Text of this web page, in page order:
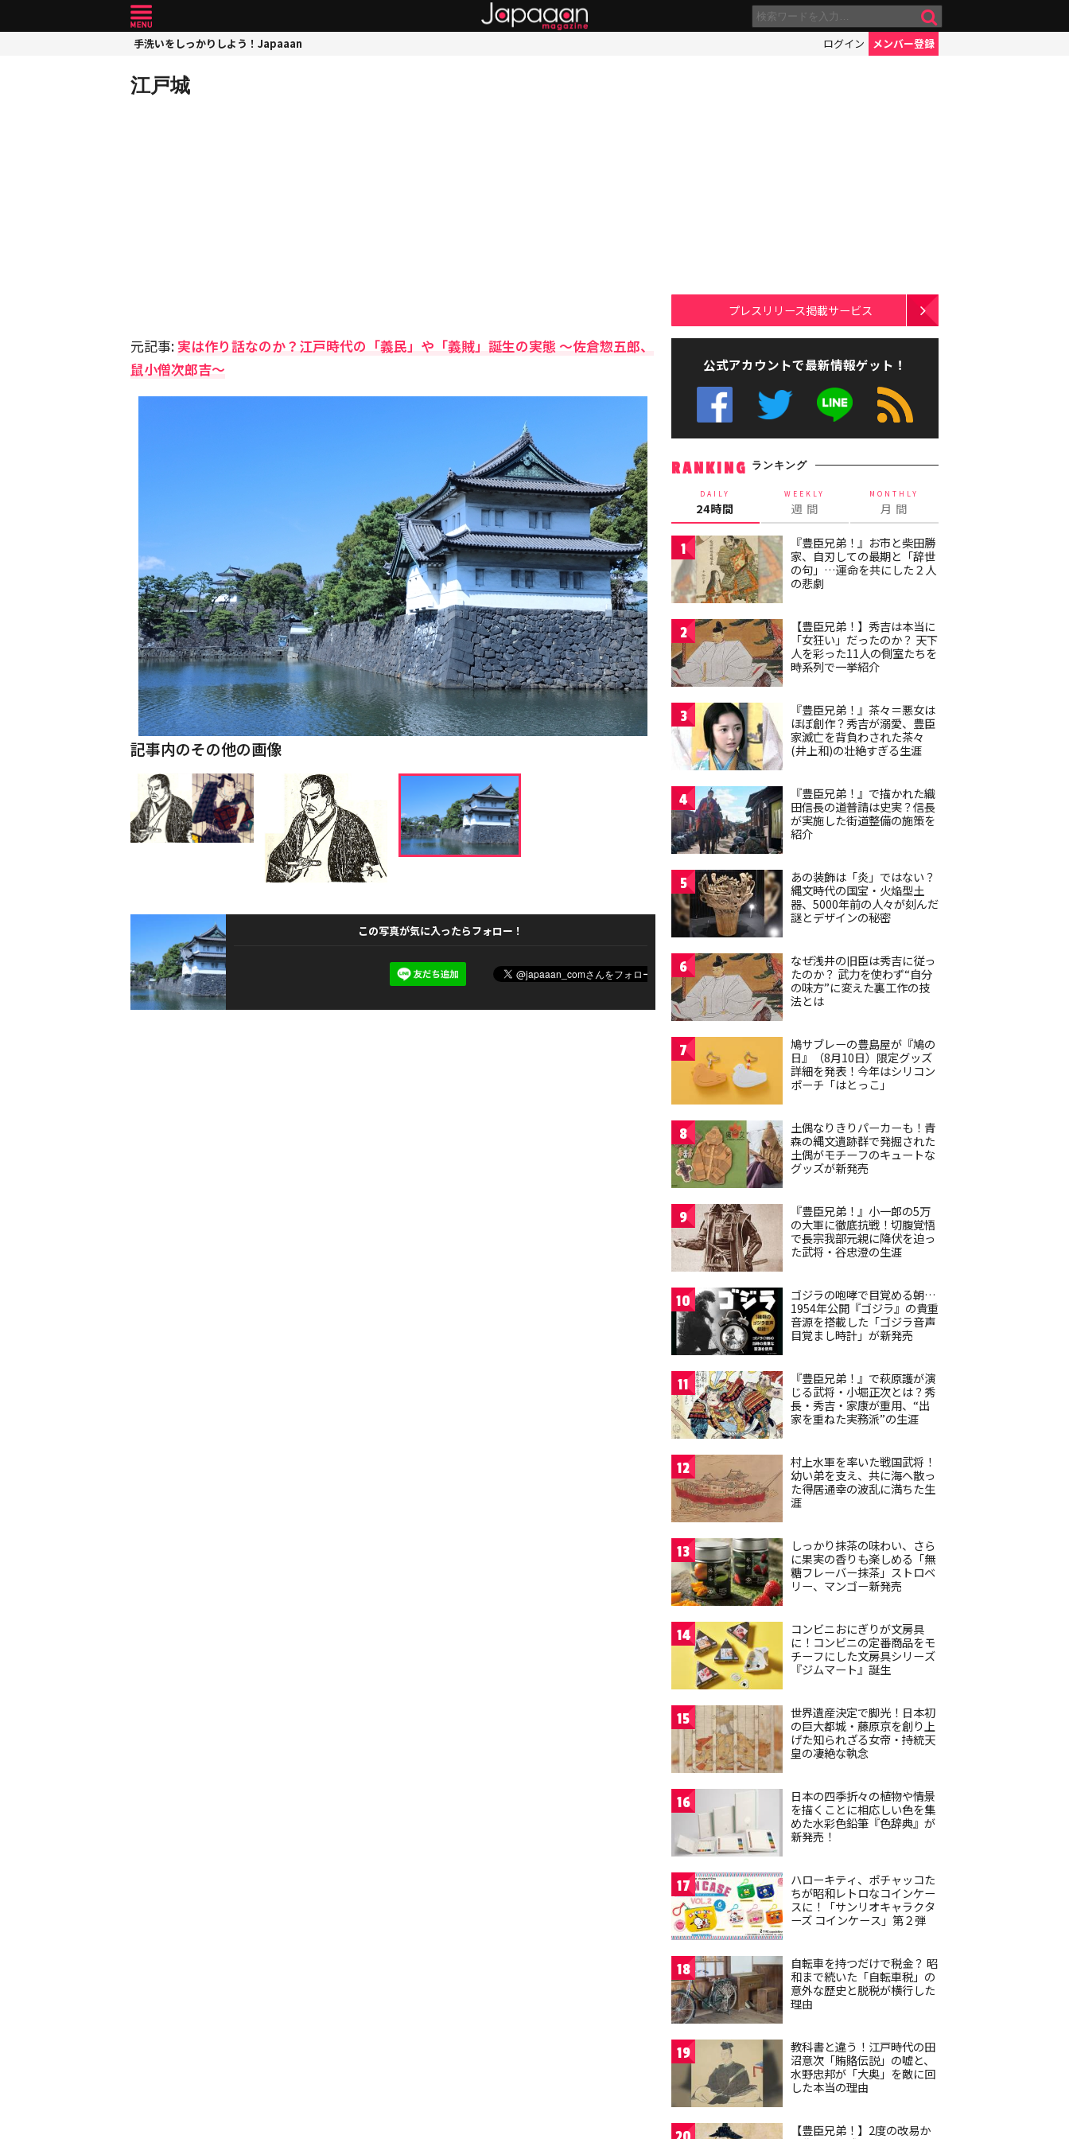
手洗いをしっかりしよう！Japaaan ログイン メンバー登録
江戸城
元記事:実は作り話なのか？江戸時代の「義民」や「義賊」誕生の実態 ～佐倉惣五郎、
鼠小僧次郎吉～
記事内のその他の画像
この写真が気に入ったらフォロー！
プレスリリース掲載サービス
公式アカウントで最新情報ゲット！
RANKING ランキング
DAILY
24時間
WEEKLY
週 間
MONTHLY
月 間
1
『豊臣兄弟！』お市と柴田勝
家、自刃しての最期と「辞世
の句」…運命を共にした２人
の悲劇
2
【豊臣兄弟！】秀吉は本当に
「女狂い」だったのか？ 天下
人を彩った11人の側室たちを
時系列で一挙紹介
3
『豊臣兄弟！』茶々＝悪女は
ほぼ創作？秀吉が溺愛、豊臣
家滅亡を背負わされた茶々
(井上和)の壮絶すぎる生涯
4
『豊臣兄弟！』で描かれた織
田信長の道普請は史実？信長
が実施した街道整備の施策を
紹介
5
あの装飾は「炎」ではない？
縄文時代の国宝・火焔型土
器、5000年前の人々が刻んだ
謎とデザインの秘密
6
なぜ浅井の旧臣は秀吉に従っ
たのか？ 武力を使わず“自分
の味方”に変えた裏工作の技
法とは
7
鳩サブレーの豊島屋が『鳩の
日』（8月10日）限定グッズ
詳細を発表！今年はシリコン
ポーチ「はとっこ」
8
土偶なりきりパーカーも！青
森の縄文遺跡群で発掘された
土偶がモチーフのキュートな
グッズが新発売
9
『豊臣兄弟！』小一郎の5万
の大軍に徹底抗戦！切腹覚悟
で長宗我部元親に降伏を迫っ
た武将・谷忠澄の生涯
10
ゴジラの咆哮で目覚める朝…
1954年公開『ゴジラ』の貴重
音源を搭載した「ゴジラ音声
目覚まし時計」が新発売
11
『豊臣兄弟！』で萩原護が演
じる武将・小堀正次とは？秀
長・秀吉・家康が重用、“出
家を重ねた実務派”の生涯
12
村上水軍を率いた戦国武将！
幼い弟を支え、共に海へ散っ
た得居通幸の波乱に満ちた生
涯
13
しっかり抹茶の味わい、さら
に果実の香りも楽しめる「無
糖フレーバー抹茶」ストロベ
リー、マンゴー新発売
14
コンビニおにぎりが文房具
に！コンビニの定番商品をモ
チーフにした文房具シリーズ
『ジムマート』誕生
15
世界遺産決定で脚光！日本初
の巨大都城・藤原京を創り上
げた知られざる女帝・持統天
皇の凄絶な執念
16
日本の四季折々の植物や情景
を描くことに相応しい色を集
めた水彩色鉛筆『色辞典』が
新発売！
17
ハローキティ、ポチャッコた
ちが昭和レトロなコインケー
スに！「サンリオキャラクタ
ーズ コインケース」第２弾
18
自転車を持つだけで税金？ 昭
和まで続いた「自転車税」の
意外な歴史と脱税が横行した
理由
19
教科書と違う！江戸時代の田
沼意次「賄賂伝説」の嘘と、
水野忠邦が「大奥」を敵に回
した本当の理由
【豊臣兄弟！】2度の改易か